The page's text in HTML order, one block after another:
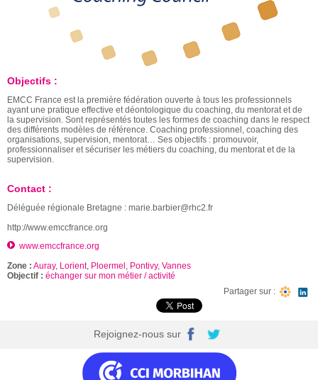
Objectifs :
EMCC France est la première fédération ouverte à tous les professionnels
ayant une pratique effective et déontologique du coaching, du mentorat et de
la supervision. Sont représentés toutes les formes de coaching dans le respect
des différents modèles de référence. Coaching professionnel, coaching des
organisations, supervision, mentorat… Ses objectifs : promouvoir,
professionnaliser et sécuriser les métiers du coaching, du mentorat et de la
supervision.
Contact :
Déléguée régionale Bretagne : marie.barbier@rhc2.fr
http://www.emccfrance.org
www.emccfrance.org
Zone : Auray, Lorient, Ploermel , Pontivy, Vannes
Objectif : échanger sur mon métier / activité
Partager sur :
Rejoignez-nous sur